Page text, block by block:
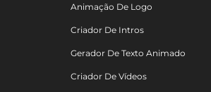
Animação De Logo
Criador De Intros
Gerador De Texto Animado
Criador De Vídeos